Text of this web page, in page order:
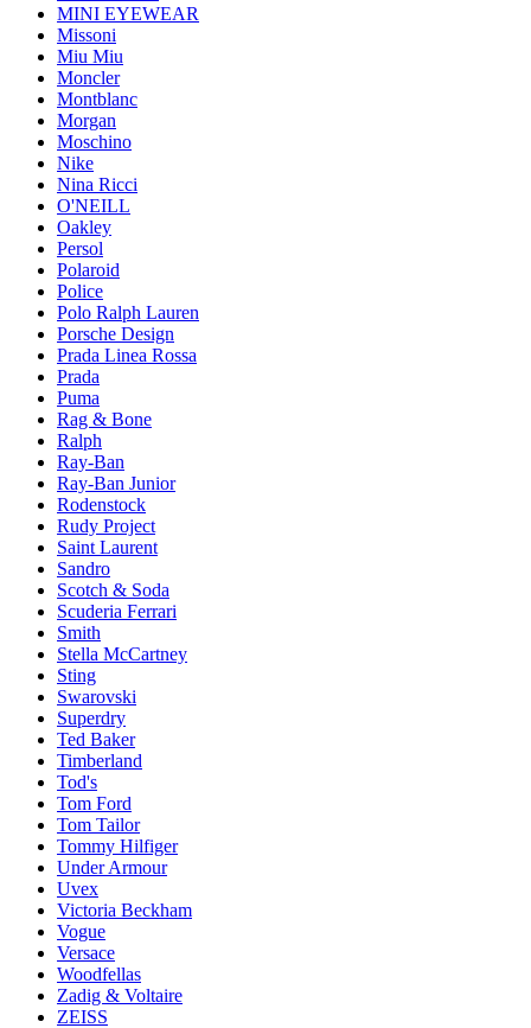
MINI EYEWEAR
Missoni
Miu Miu
Moncler
Montblanc
Morgan
Moschino
Nike
Nina Ricci
O'NEILL
Oakley
Persol
Polaroid
Police
Polo Ralph Lauren
Porsche Design
Prada Linea Rossa
Prada
Puma
Rag & Bone
Ralph
Ray-Ban
Ray-Ban Junior
Rodenstock
Rudy Project
Saint Laurent
Sandro
Scotch & Soda
Scuderia Ferrari
Smith
Stella McCartney
Sting
Swarovski
Superdry
Ted Baker
Timberland
Tod's
Tom Ford
Tom Tailor
Tommy Hilfiger
Under Armour
Uvex
Victoria Beckham
Vogue
Versace
Woodfellas
Zadig & Voltaire
ZEISS